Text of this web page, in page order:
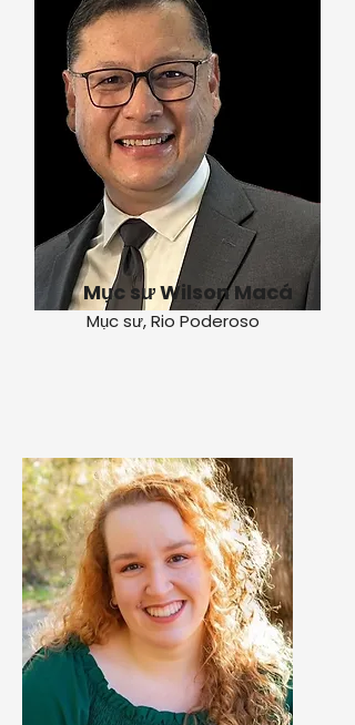
Mục sư Wilson Macá
Mục sư, Rio Poderoso